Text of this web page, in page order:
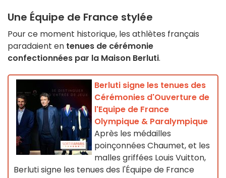
Une Équipe de France stylée
Pour ce moment historique, les athlètes français
paradaient en tenues de cérémonie
confectionnées par la Maison Berluti.
Berluti signe les tenues des
Cérémonies d'Ouverture de
l'Equipe de France
Olympique & Paralympique
Après les médailles
poinçonnées Chaumet, et les
malles griffées Louis Vuitton,
Berluti signe les tenues des l'Équipe de France